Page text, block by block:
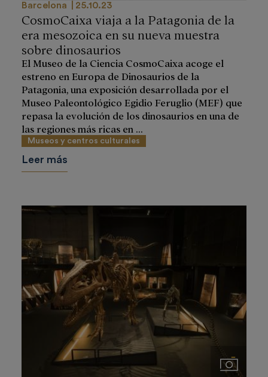
Barcelona 25.10.23
CosmoCaixa viaja a la Patagonia de la
era mesozoica en su nueva muestra
sobre dinosaurios
El Museo de la Ciencia CosmoCaixa acoge el
estreno en Europa de Dinosaurios de la
Patagonia, una exposición desarrollada por el
Museo Paleontológico Egidio Feruglio (MEF) que
repasa la evolución de los dinosaurios en una de
las regiones más ricas en ...
Museos y centros culturales
Leer más
Imágenes